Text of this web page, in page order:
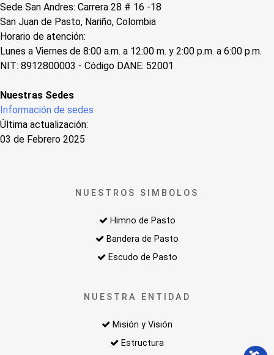
Sede San Andres: Carrera 28 # 16 -18
San Juan de Pasto, Nariño, Colombia
Horario de atención:
Lunes a Viernes de 8:00 a.m. a 12:00 m. y 2:00 p.m. a 6:00 p.m.
NIT: 8912800003 - Código DANE: 52001
Nuestras Sedes
Información de sedes
Última actualización:
03 de Febrero 2025
NUESTROS SIMBOLOS
Himno de Pasto
Bandera de Pasto
Escudo de Pasto
NUESTRA ENTIDAD
Misión y Visión
Estructura